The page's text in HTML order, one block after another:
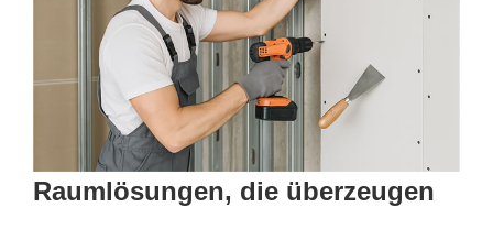
Raumlösungen, die überzeugen